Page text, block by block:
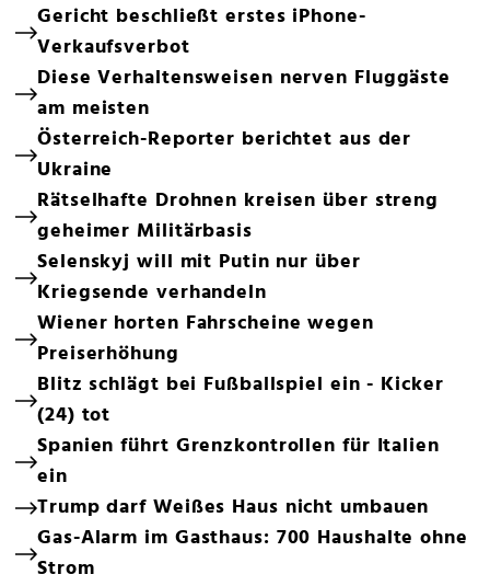
Gericht beschließt erstes iPhone-
Verkaufsverbot
Diese Verhaltensweisen nerven Fluggäste
am meisten
Österreich-Reporter berichtet aus der
Ukraine
Rätselhafte Drohnen kreisen über streng
geheimer Militärbasis
Selenskyj will mit Putin nur über
Kriegsende verhandeln
Wiener horten Fahrscheine wegen
Preiserhöhung
Blitz schlägt bei Fußballspiel ein - Kicker
(24) tot
Spanien führt Grenzkontrollen für Italien
ein
Trump darf Weißes Haus nicht umbauen
Gas-Alarm im Gasthaus: 700 Haushalte ohne
Strom